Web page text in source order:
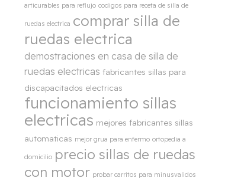
articurables para reflujo codigos para receta de silla de
ruedas electrica comprar silla de
ruedas electrica
demostraciones en casa de silla de
ruedas electricas fabricantes sillas para
discapacitados electricas
funcionamiento sillas
electricas mejores fabricantes sillas
automaticas mejor grua para enfermo ortopedia a
domicilio precio sillas de ruedas
con motor probar carritos para minusvalidos